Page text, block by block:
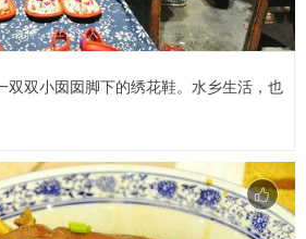
双双小囡囡脚下的绣花鞋。水乡生活，也